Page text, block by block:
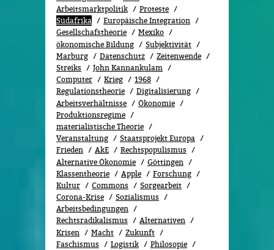
Arbeitsmarktpolitik
Proteste
Südafrika
Europäische Integration
Gesellschafstheorie
Mexiko
ökonomische Bildung
Subjektivität
Marburg
Datenschutz
Zeitenwende
Streiks
John Kannankulam
Computer
Krieg
1968
Regulationstheorie
Digitalisierung
Arbeitsverhältnisse
Ökonomie
Produktionsregime
materialistische Theorie
Veranstaltung
Staatsprojekt Europa
Frieden
AkE
Rechtspopulismus
Alternative Ökonomie
Göttingen
Klassentheorie
Apple
Forschung
Kultur
Commons
Sorgearbeit
Corona-Krise
Sozialismus
Arbeitsbedingungen
Rechtsradikalismus
Alternativen
Krisen
Macht
Zukunft
Faschismus
Logistik
Philosopie